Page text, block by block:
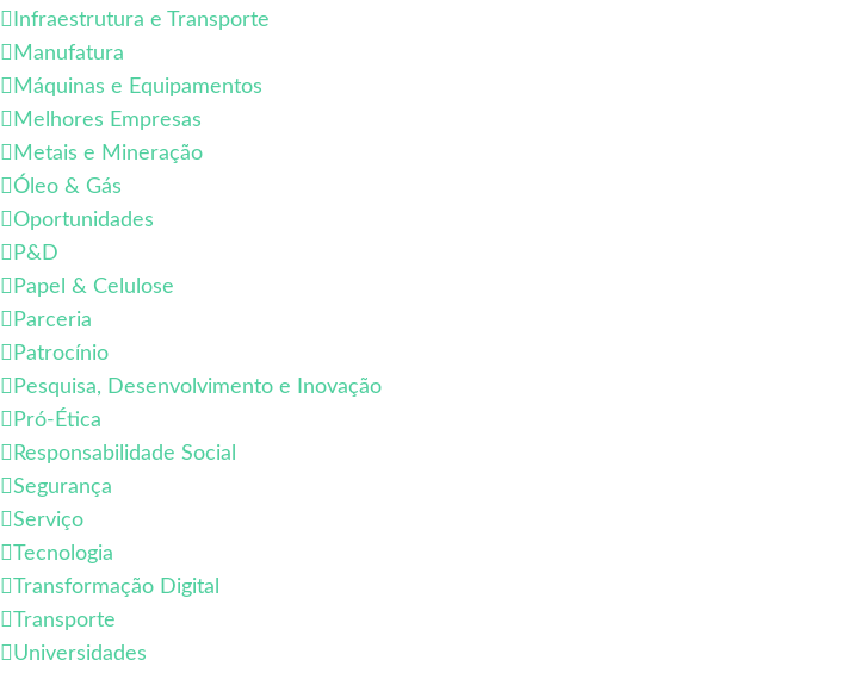
Infraestrutura e Transporte
Manufatura
Máquinas e Equipamentos
Melhores Empresas
Metais e Mineração
Óleo & Gás
Oportunidades
P&D
Papel & Celulose
Parceria
Patrocínio
Pesquisa, Desenvolvimento e Inovação
Pró-Ética
Responsabilidade Social
Segurança
Serviço
Tecnologia
Transformação Digital
Transporte
Universidades